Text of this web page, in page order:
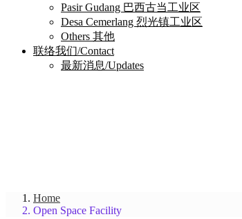
Pasir Gudang 巴西古当工业区
Desa Cemerlang 烈光镇工业区
Others 其他
联络我们/Contact
最新消息/Updates
Home
Open Space Facility